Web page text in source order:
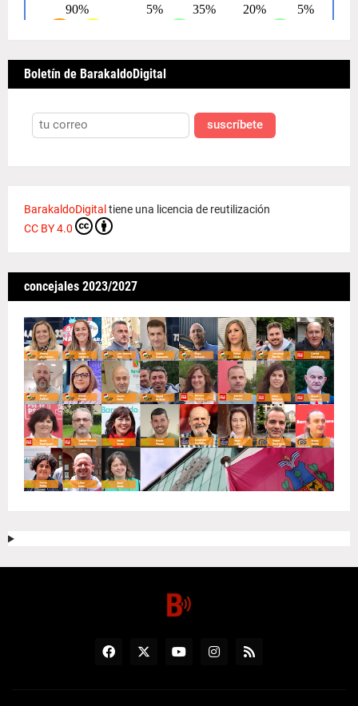
Boletín de BarakaldoDigital
suscríbete
BarakaldoDigital tiene una licencia de reutilización
CC BY 4.0
concejales 2023/2027